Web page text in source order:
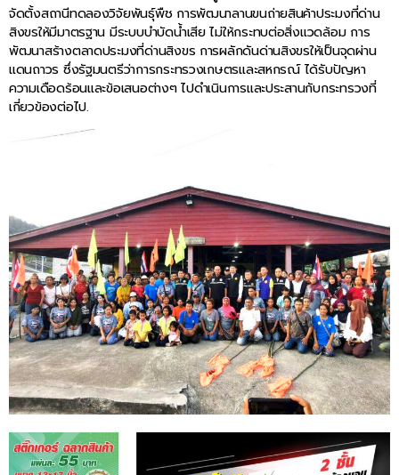
จัดตั้งสถานีทดลองวิจัยพันธุ์พืช การพัฒนาลานขนถ่ายสินค้าประมงที่ด่าน
สิงขรให้มีมาตรฐาน มีระบบบำบัดน้ำเสีย ไม่ให้กระทบต่อสิ่งแวดล้อม การ
พัฒนาสร้างตลาดประมงที่ด่านสิงขร การผลักดันด่านสิงขรให้เป็นจุดผ่าน
แดนถาวร ซึ่งรัฐมนตรีว่าการกระทรวงเกษตรและสหกรณ์ ได้รับปัญหา
ความเดือดร้อนและข้อเสนอต่างๆ ไปดำเนินการและประสานกับกระทรวงที่
เกี่ยวข้องต่อไป.